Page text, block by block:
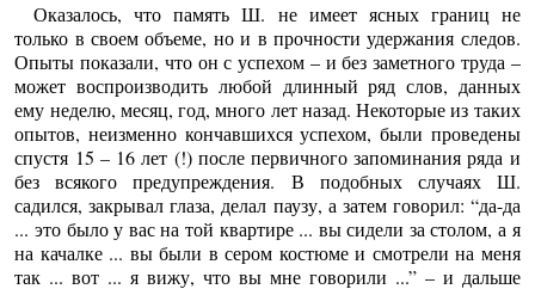
Оказалось, что память Ш. не имеет ясных границ не
только в своем объеме, но и в прочности удержания следов.
Опыты показали, что он с успехом – и без заметного труда –
может воспроизводить любой длинный ряд слов, данных
ему неделю, месяц, год, много лет назад. Некоторые из таких
опытов, неизменно кончавшихся успехом, были проведены
спустя 15 – 16 лет (!) после первичного запоминания ряда и
без всякого предупреждения. В подобных случаях Ш.
садился, закрывал глаза, делал паузу, а затем говорил: “да-да
... это было у вас на той квартире ... вы сидели за столом, а я
на качалке ... вы были в сером костюме и смотрели на меня
так ... вот ... я вижу, что вы мне говорили ...” – и дальше